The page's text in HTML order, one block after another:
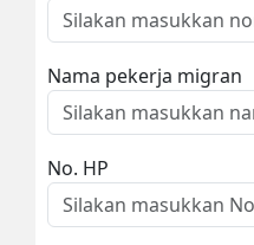
Nama pekerja migran
No. HP